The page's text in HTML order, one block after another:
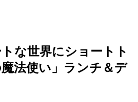
な世界にショートト
法使い」ランチ＆デ